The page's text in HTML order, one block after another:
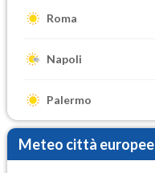
Roma
Napoli
Palermo
Meteo città europee